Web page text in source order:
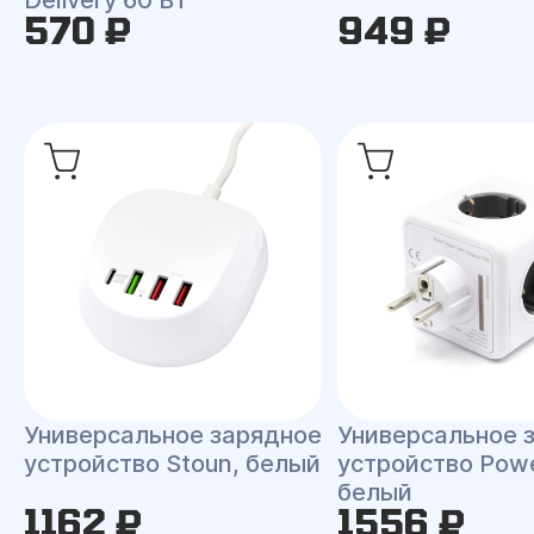
570 ₽ 949 ₽
Универсальное зарядное
устройство Stoun, белый
1162 ₽
Универсальное
устройство
белый
1556 ₽